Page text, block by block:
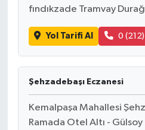
fındıkzade Tramvay Durağı
Yol Tarifi Al 0
Şehzadebaşı Eczanesi
Kemalpaşa Mahallesi
Ramada Otel Altı - Gülsoy